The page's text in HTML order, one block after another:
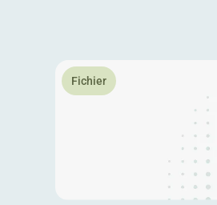
Fichier
En savoir plus WDP